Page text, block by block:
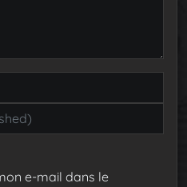
e-mail dans le